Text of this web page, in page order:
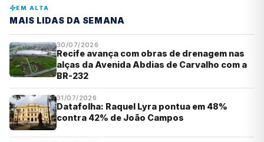
EM ALTA
MAIS LIDAS DA SEMANA
30/07/2026
Recife avança com obras de drenagem nas
alças da Avenida Abdias de Carvalho com a
BR-232
31/07/2026
Datafolha: Raquel Lyra pontua em 48%
contra 42% de João Campos